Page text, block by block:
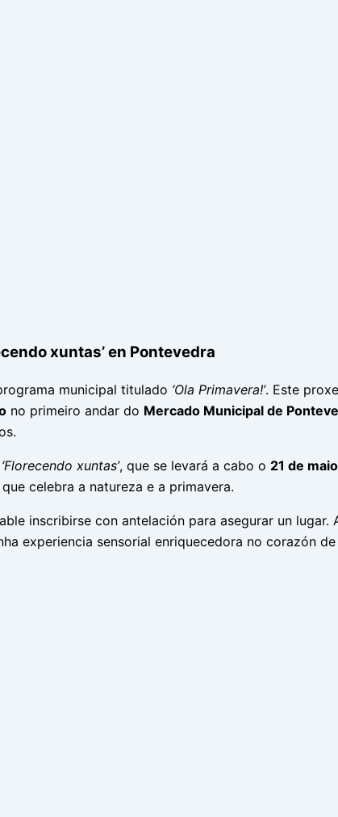
xuntas’ en Pontevedra
municipal titulado ‘Ola Primavera!’. Este
no primeiro andar do Mercado Municipal de
‘Florecendo xuntas’, que se levará a cabo o 21 de maio
celebra a natureza e a primavera.
inscribirse con antelación para asegurar un
experiencia sensorial enriquecedora no corazón de